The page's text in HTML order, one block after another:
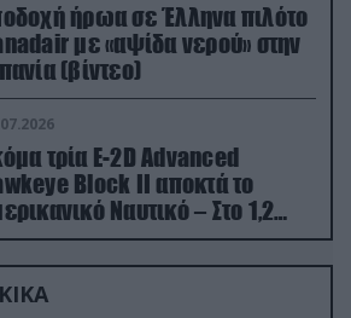
ήρωα σε Έλληνα πιλότο
με «αψίδα νερού» στην
(βίντεο)
τρία E-2D Advanced
Block II αποκτά το
Ναυτικό – Στο 1,2
το κόστος